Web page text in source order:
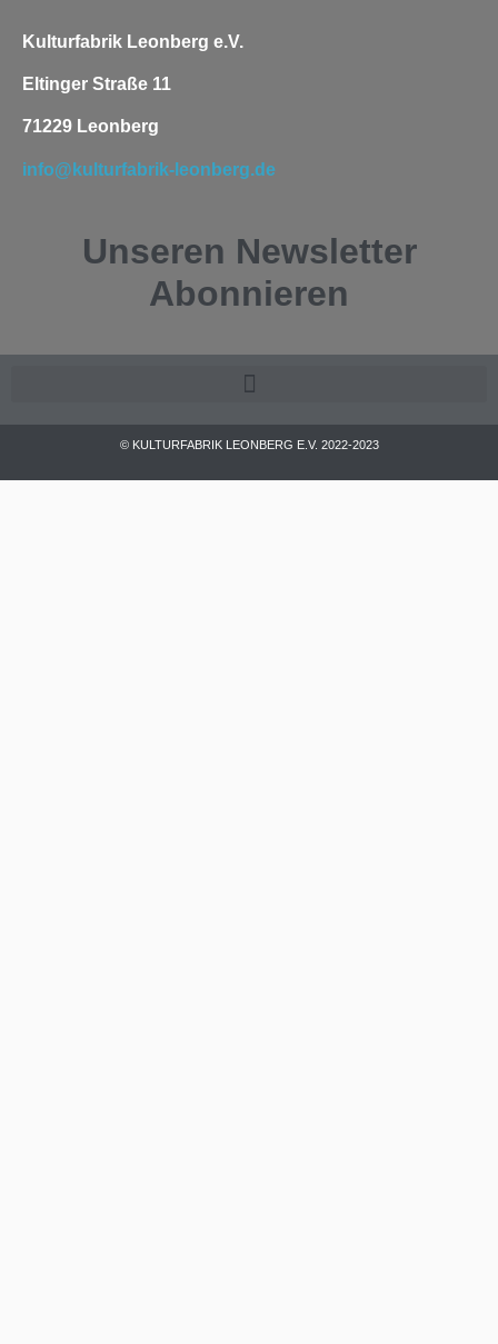
Kulturfabrik Leonberg e.V.
Eltinger Straße 11
71229 Leonberg
info@kulturfabrik-leonberg.de
Unseren Newsletter
Abonnieren
© KULTURFABRIK LEONBERG E.V. 2022-2023